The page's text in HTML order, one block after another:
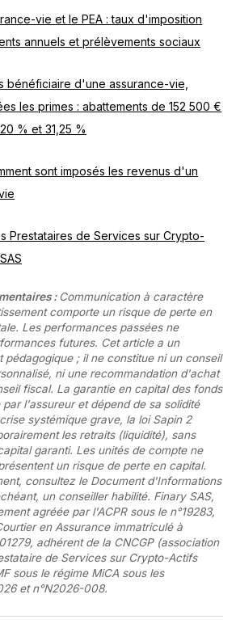
vie et le PEA : taux d'imposition
annuels et prélèvements sociaux
bénéficiaire d'une assurance-vie,
les primes : abattements de 152 500 €
% et 31,25 %
sont imposés les revenus d'un
Prestataires de Services sur Crypto-
: Communication à caractère
comporte un risque de perte en
Les performances passées ne
futures. Cet article a un
; il ne constitue ni un conseil
ni une recommandation d'achat
fiscal. La garantie en capital des fonds
l'assureur et dépend de sa solidité
systémique grave, la loi Sapin 2
les retraits (liquidité), sans
garanti. Les unités de compte ne
un risque de perte en capital.
consultez le Document d'Informations
un conseiller habilité. Finary SAS,
agréée par l'ACPR sous le n°19283,
en Assurance immatriculé à
adhérent de la CNCGP (association
de Services sur Crypto-Actifs
sous le régime MiCA sous les
et n°N2026-008.